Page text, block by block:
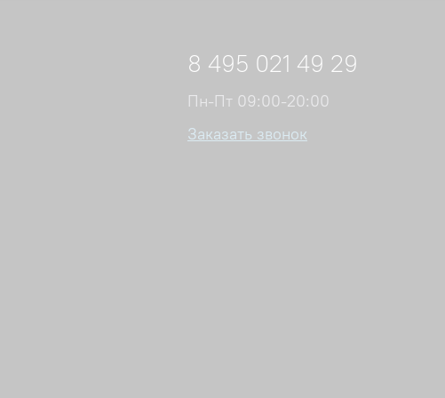
8 495 021 49 29
Пн-Пт 09:00-20:00
Заказать звонок